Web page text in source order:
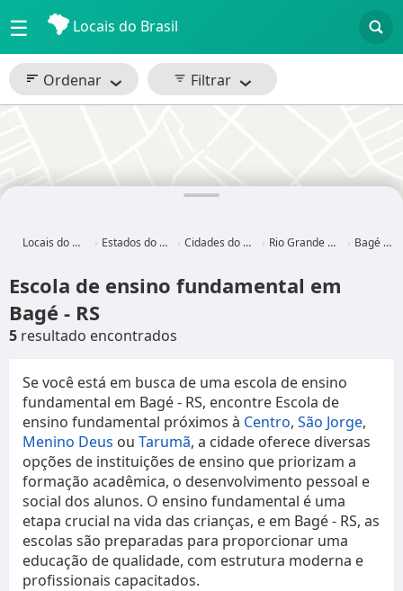
☰ Locais do Brasil
Ordenar Filtrar
Locais do Brasil Estados do Brasil Cidades do Brasil Rio Grande do Sul Bagé - RS
Escola de ensino fundamental em
Bagé - RS
5 resultado encontrados
Se você está em busca de uma escola de ensino
fundamental em Bagé - RS, encontre Escola de
ensino fundamental próximos à Centro, São Jorge,
Menino Deus ou Tarumã, a cidade oferece diversas
opções de instituições de ensino que priorizam a
formação acadêmica, o desenvolvimento pessoal e
social dos alunos. O ensino fundamental é uma
etapa crucial na vida das crianças, e em Bagé - RS, as
escolas são preparadas para proporcionar uma
educação de qualidade, com estrutura moderna e
profissionais capacitados.